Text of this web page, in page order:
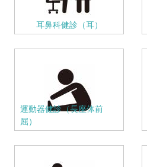
耳鼻科健診（耳）
運動器健診（長座体前
屈）